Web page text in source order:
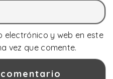
electrónico y web en este
vez que comente.